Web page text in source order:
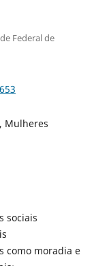
Federal de
Mulheres
sociais
como moradia e